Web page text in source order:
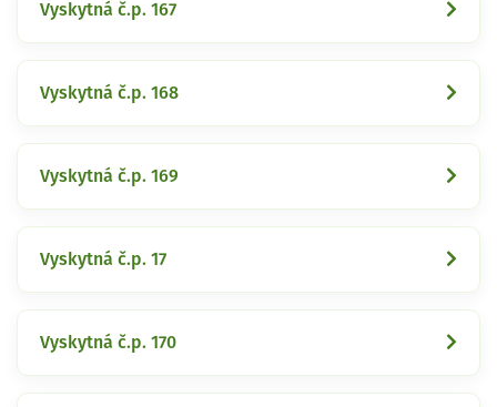
Vyskytná č.p. 167
Vyskytná č.p. 168
Vyskytná č.p. 169
Vyskytná č.p. 17
Vyskytná č.p. 170